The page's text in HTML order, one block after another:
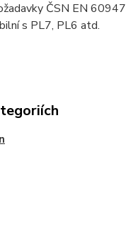
ČSN EN 60947
s PL7, PL6 atd.